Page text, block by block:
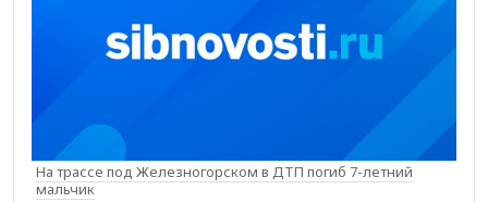
На трассе под Железногорском в ДТП погиб 7-летний
мальчик